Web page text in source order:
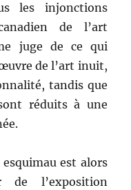
les injonctions
de l’art
juge de ce qui
de l’art inuit,
tandis que
réduits à une
est alors
de l’exposition